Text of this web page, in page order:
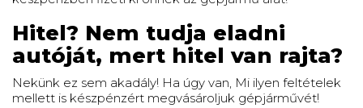
Hitel? Nem tudja eladni
autóját, mert hitel van rajta?
Nekünk ez sem akadály! Ha úgy van, Mi ilyen feltételek
mellett is készpénzért megvásároljuk gépjárművét!